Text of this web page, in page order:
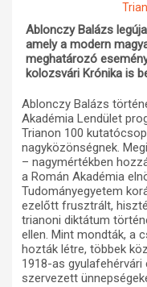
Ablonczy Balázs
amely a modern
meghatározó
kolozsvári Krónika is
Ablonczy Balázs
Akadémia Lendület
Trianon 100
nagyközönségnek.
– nagymértékben
a Román Akadémia
Tudományegyetem
ezelőtt frusztrált,
trianoni diktátum
ellen. Mint mondták, a
hozták létre, többek
1918-as
szervezett